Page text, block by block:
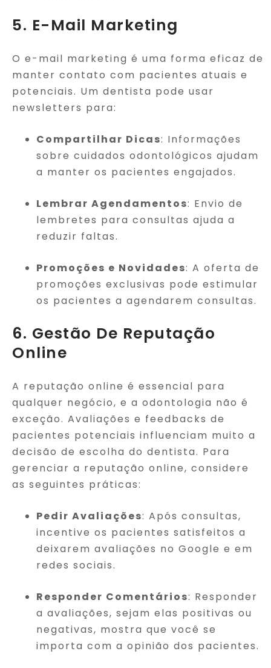
5. E-Mail Marketing
O e-mail marketing é uma forma eficaz de
manter contato com pacientes atuais e
potenciais. Um dentista pode usar
newsletters para:
Compartilhar Dicas: Informações
sobre cuidados odontológicos ajudam
a manter os pacientes engajados.
Lembrar Agendamentos: Envio de
lembretes para consultas ajuda a
reduzir faltas.
Promoções e Novidades: A oferta de
promoções exclusivas pode estimular
os pacientes a agendarem consultas.
6. Gestão De Reputação
Online
A reputação online é essencial para
qualquer negócio, e a odontologia não é
exceção. Avaliações e feedbacks de
pacientes potenciais influenciam muito a
decisão de escolha do dentista. Para
gerenciar a reputação online, considere
as seguintes práticas:
Pedir Avaliações: Após consultas,
incentive os pacientes satisfeitos a
deixarem avaliações no Google e em
redes sociais.
Responder Comentários: Responder
a avaliações, sejam elas positivas ou
negativas, mostra que você se
importa com a opinião dos pacientes.